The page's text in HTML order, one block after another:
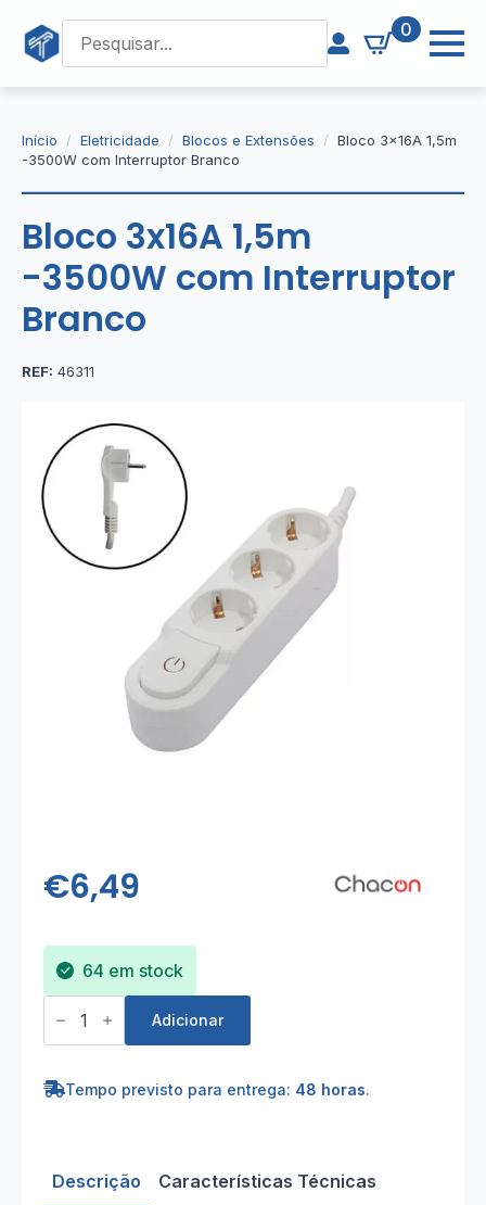
0
Início Eletricidade Blocos e Extensões
Bloco 3x16A 1,5m
-3500W com Interruptor Branco
Bloco 3x16A 1,5m
-3500W com Interruptor
Branco
REF: 46311
€6,49
64 em stock
Quantidade
de
Bloco
-3500W
Adicionar
Tempo previsto para entrega: 48 horas.
Descrição Características Técnicas